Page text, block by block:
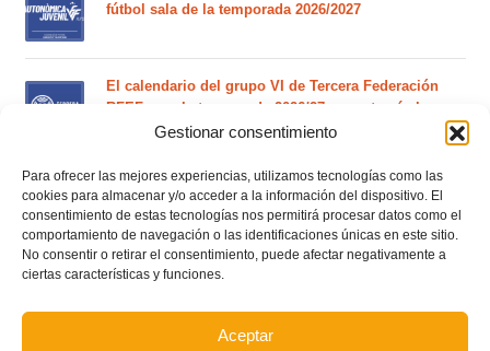
Gestionar consentimiento
Para ofrecer las mejores experiencias, utilizamos tecnologías como las
cookies para almacenar y/o acceder a la información del dispositivo. El
consentimiento de estas tecnologías nos permitirá procesar datos como el
comportamiento de navegación o las identificaciones únicas en este sitio.
No consentir o retirar el consentimiento, puede afectar negativamente a
ciertas características y funciones.
Aceptar
fútbol sala de la temporada 2026/2027
El calendario del grupo VI de Tercera Federación
RFEF para la temporada 2026/27 se sorteará el
martes 4 de agosto
Nuevo curso de Entrenador de fútbol Licencia UEFA
C que comenzará en noviembre 2026 (agotadas las
plazas del curso de septiembre)
territoriales de fútbol sala 2026-2027